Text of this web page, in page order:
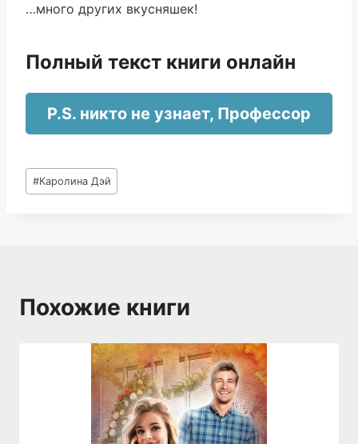
…много других вкусняшек!
Полный текст книги онлайн
P.S. никто не узнает, Профессор
Метки
записи:
#Каролина Дэй
Похожие книги